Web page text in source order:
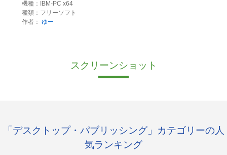
機種：IBM-PC x64
種類：フリーソフト
作者： ゆー
スクリーンショット
「デスクトップ・パブリッシング」カテゴリーの人
気ランキング